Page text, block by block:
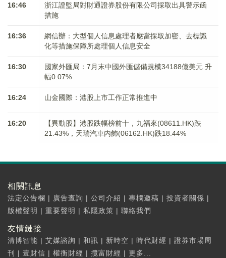
16:46
浙江證監局對財通證券股份有限公司採取出具警示函
措施
16:36
網信辦：大型個人信息處理者應當採取加密、去標識
化等措施保障所處理個人信息安全
16:30
國家外匯局：7月末中國外匯儲備規模34188億美元 升
幅0.07%
16:24 山金國際：港股上市工作正常推進中
16:20
【異動股】港股跌幅榜前十，九福來(08611.HK)跌
21.43%，天瑞汽車内飾(06162.HK)跌18.44%
相關訊息
法定公告欄 | 廣告查詢 | 公司介紹 | 專欄邀稿 | 投資者關係 |
版權聲明 | 重要聲明 | 私隱政策 | 聯絡我們
友情鏈接
清博智能 | 艾媒諮詢 | 和訊 | 新時空 | 時代財經 | 證券市場周
刊
| 壹財信 | 權衡財經 | 攬富財經 | 更多...